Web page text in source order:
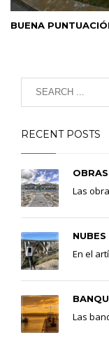
BUENA
RECENT POSTS
Las
En el
Las